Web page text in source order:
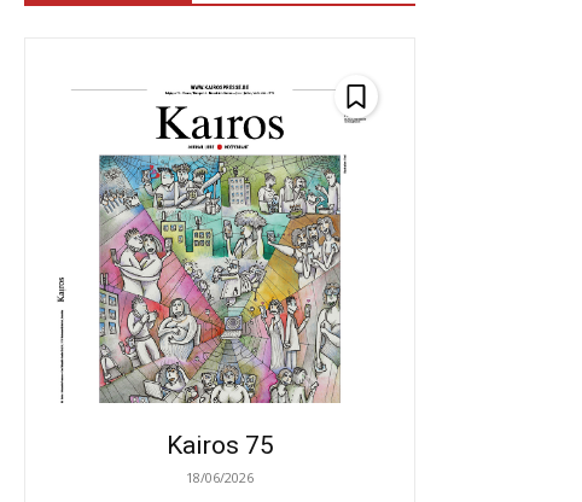
Kairos 75
18/06/2026